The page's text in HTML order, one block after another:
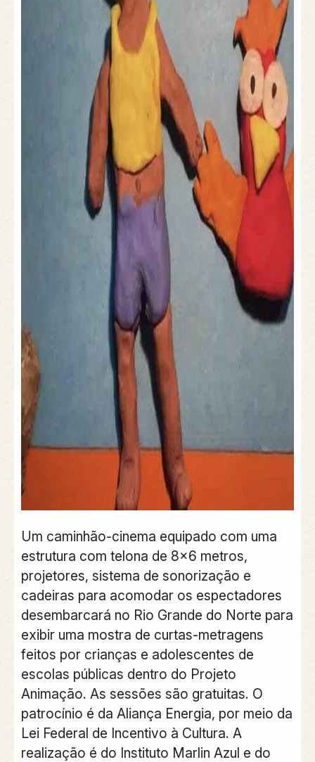
Um caminhão-cinema equipado com uma
estrutura com telona de 8×6 metros,
projetores, sistema de sonorização e
cadeiras para acomodar os espectadores
desembarcará no Rio Grande do Norte para
exibir uma mostra de curtas-metragens
feitos por crianças e adolescentes de
escolas públicas dentro do Projeto
Animação. As sessões são gratuitas. O
patrocínio é da Aliança Energia, por meio da
Lei Federal de Incentivo à Cultura. A
realização é do Instituto Marlin Azul e do